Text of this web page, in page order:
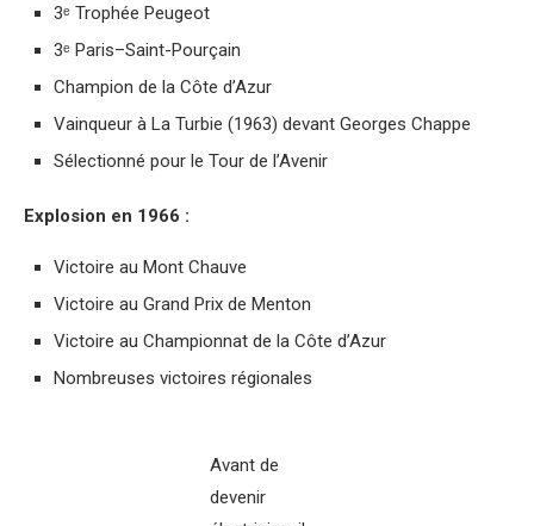
3ᵉ Trophée Peugeot
3ᵉ Paris–Saint-Pourçain
Champion de la Côte d’Azur
Vainqueur à La Turbie (1963) devant Georges Chappe
Sélectionné pour le Tour de l’Avenir
Explosion en 1966 :
Victoire au Mont Chauve
Victoire au Grand Prix de Menton
Victoire au Championnat de la Côte d’Azur
Nombreuses victoires régionales
Avant de
devenir